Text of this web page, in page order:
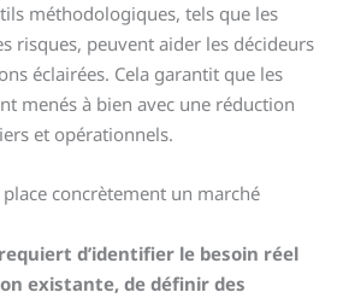
méthodologiques, tels que les
risques, peuvent aider les décideurs
éclairées. Cela garantit que les
menés à bien avec une réduction
et opérationnels.
concrètement un marché
d’identifier le besoin réel
existante, de définir des